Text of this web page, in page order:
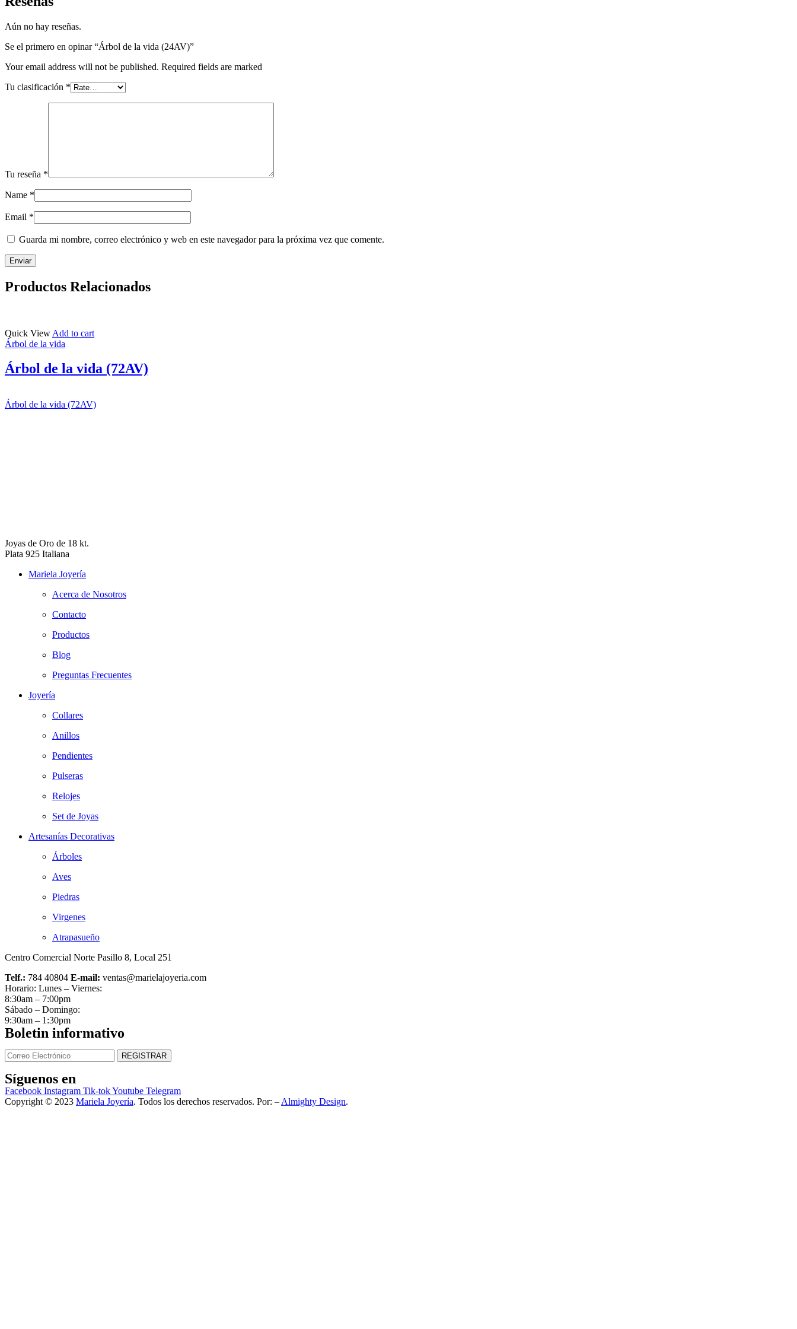
Aún no hay reseñas.
Se el primero en opinar “Árbol de la vida (24AV)”
Your email address will not be published. Required fields are marked
Tu clasificación *
Tu reseña *
Name *
Email *
Guarda mi nombre, correo electrónico y web en este navegador para la próxima vez que comente.
Productos Relacionados
Quick View Add to cart
Árbol de la vida
Árbol de la vida (72AV)
Árbol de la vida (72AV)
Joyas de Oro de 18 kt.
Plata 925 Italiana
Mariela Joyería
Acerca de Nosotros
Contacto
Productos
Blog
Preguntas Frecuentes
Joyería
Collares
Anillos
Pendientes
Pulseras
Relojes
Set de Joyas
Artesanías Decorativas
Árboles
Aves
Piedras
Virgenes
Atrapasueño
Centro Comercial Norte Pasillo 8, Local 251
Telf.: 784 40804 E-mail: ventas@marielajoyeria.com
Horario: Lunes – Viernes:
8:30am – 7:00pm
Sábado – Domingo:
9:30am – 1:30pm
Boletin informativo
Síguenos en
Facebook Instagram Tik-tokYoutube Telegram
Copyright © 2023 Mariela Joyería. Todos los derechos reservados. Por: – Almighty Design.